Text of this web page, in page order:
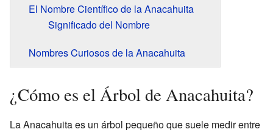
El Nombre Científico de la Anacahuita
Significado del Nombre
Nombres Curiosos de la Anacahuita
¿Cómo es el Árbol de Anacahuita?
La Anacahuita es un árbol pequeño que suele medir entre